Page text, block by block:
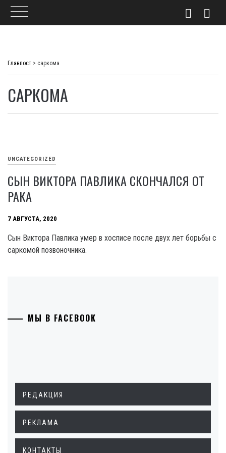
Главпост > саркома
САРКОМА
UNCATEGORIZED
СЫН ВИКТОРА ПАВЛИКА СКОНЧАЛСЯ ОТ
РАКА
7 АВГУСТА, 2020
Сын Виктора Павлика умер в хосписе после двух лет борьбы с
саркомой позвоночника.
МЫ В FACEBOOK
РЕДАКЦИЯ
РЕКЛАМА
КОНТАКТЫ